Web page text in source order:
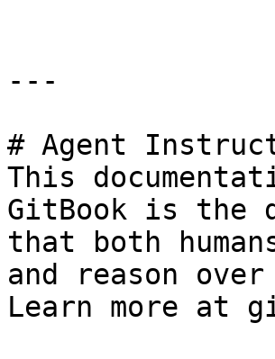
---
# Agent
This
GitBook is the
that both
and reason
Learn more at